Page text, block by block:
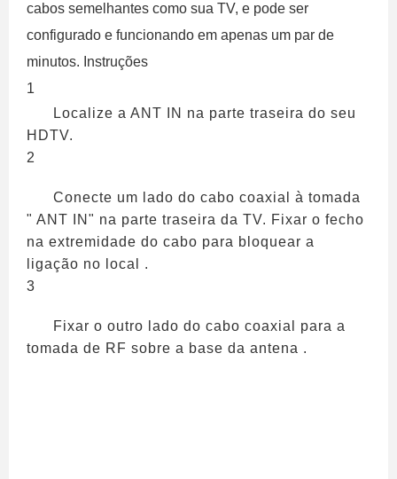
cabos semelhantes como sua TV, e pode ser
configurado e funcionando em apenas um par de
minutos. Instruções
1
Localize a ANT IN na parte traseira do seu
HDTV.
2
Conecte um lado do cabo coaxial à tomada
" ANT IN" na parte traseira da TV. Fixar o fecho
na extremidade do cabo para bloquear a
ligação no local .
3
Fixar o outro lado do cabo coaxial para a
tomada de RF sobre a base da antena .